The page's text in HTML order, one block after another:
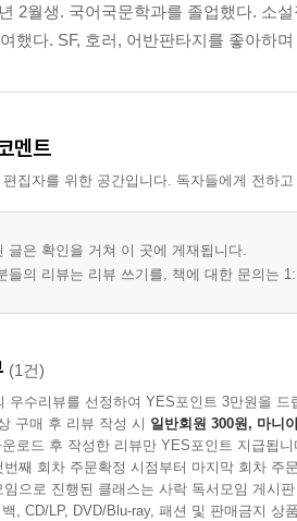
2월생. 국어국문학과를 졸업했다. 소
했다. SF, 호러, 어반판타지를 좋아하
멘트
집자를 위한 공간입니다. 독자들에게 전하
글은 확인을 거쳐 이 곳에 게재됩니다.
들의 리뷰는 리뷰 쓰기를, 책에 대한 문의는
(1건)
우수리뷰를 선정하여 YES포인트 3만원을 드
구매 후 리뷰 작성 시 일반회원 300원, 마니
로드 후 작성한 리뷰만 YES포인트 지급됩니
번째 회차 주문확정 시점부터 마지막 회차 주
임으로 진행된 클래스는 사락 독서모임 게시
, CD/LP, DVD/Blu-ray, 패션 및 판매금지 상